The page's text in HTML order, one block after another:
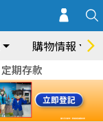
購物情報
定期存款